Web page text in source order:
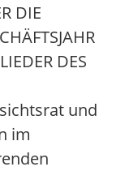
DIE
DES
und
im